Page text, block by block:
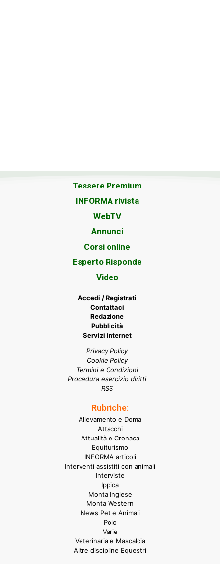
Tessere Premium
INFORMA rivista
WebTV
Annunci
Corsi online
Esperto Risponde
Video
Accedi / Registrati
Contattaci
Redazione
Pubblicità
Servizi internet
Privacy Policy
Cookie Policy
Termini e Condizioni
Procedura esercizio diritti
RSS
Rubriche:
Allevamento e Doma
Attacchi
Attualità e Cronaca
Equiturismo
INFORMA articoli
Interventi assistiti con animali
Interviste
Ippica
Monta Inglese
Monta Western
News Pet e Animali
Polo
Varie
Veterinaria e Mascalcia
Altre discipline Equestri